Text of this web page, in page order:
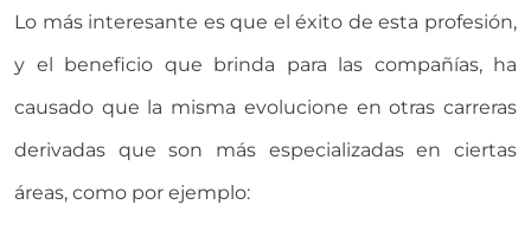
Lo más interesante es que el éxito de esta profesión,
y el beneficio que brinda para las compañías, ha
causado que la misma evolucione en otras carreras
derivadas que son más especializadas en ciertas
áreas, como por ejemplo: